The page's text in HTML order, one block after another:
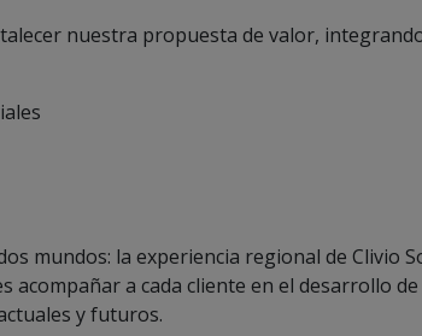
nuestra propuesta de valor,
mundos: la experiencia regional de Clivio
acompañar a cada cliente en el desarrollo
y futuros.